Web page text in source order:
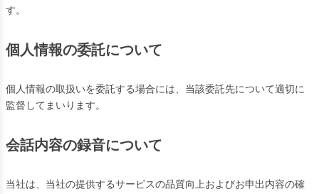
す。
個人情報の委託について
個人情報の取扱いを委託する場合には、当該委託先について適切に
監督してまいります。
会話内容の録音について
当社は、当社の提供するサービスの品質向上およびお申出内容の確